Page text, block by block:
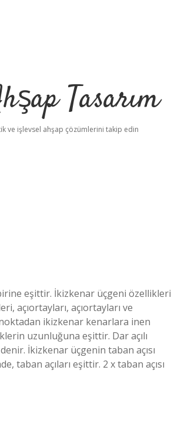
Tasarım
ve işlevsel ahşap çözümlerini takip edin
eşittir. İkizkenar üçgeni özellikleri
açıortayları, açıortayları ve
ikizkenar kenarlara inen
uzunluğuna eşittir. Dar açılı
İkizkenar üçgenin taban açısı
taban açıları eşittir. 2 x taban açısı